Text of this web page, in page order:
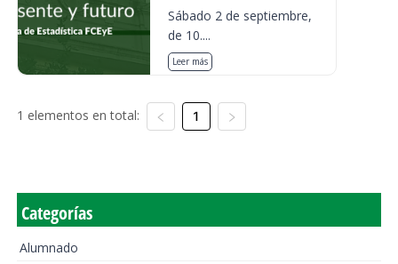
Sábado 2 de septiembre,
de 10....
Leer más
1 elementos en total: 1
Categorías
Alumnado